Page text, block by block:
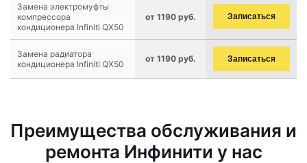
Замена электромуфты
компрессора
кондиционера Infiniti QX50
от 1190 руб. Записаться
Замена радиатора
кондиционера Infiniti QX50
от 1190 руб. Записаться
Преимущества обслуживания и
ремонта Инфинити у нас